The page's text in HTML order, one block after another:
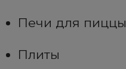
Печи для пиццы
Плиты